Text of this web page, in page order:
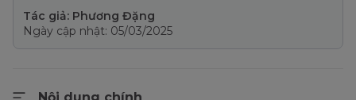
Tác giả: Phương Đặng
Ngày cập nhật: 05/03/2025